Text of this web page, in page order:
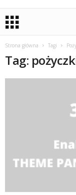
Strona główna Tagi
Tag: